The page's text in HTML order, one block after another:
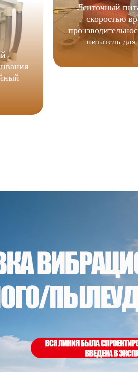
Ленточный
скоростью
питатель